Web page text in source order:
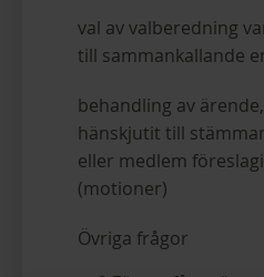
val av valberedning
till sammankallande
behandling av
hänskjutit till
eller medlem
(motioner)
Övriga frågor